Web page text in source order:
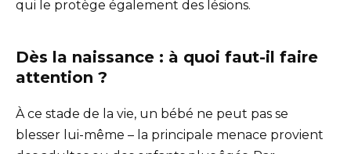
qui le protège également des lésions.
Dès la naissance : à quoi faut-il faire
attention ?
À ce stade de la vie, un bébé ne peut pas se
blesser lui-même – la principale menace provient